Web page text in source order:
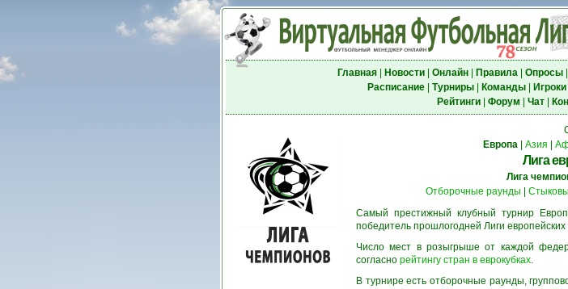
Главная| Новости| Онлайн| Правила| Опросы|
Расписание| Турниры| Команды| Игроки|
Рейтинги| Форум Чат|
Европа
Азия
Лига
Лига
Отборочные раунды
Самый престижный клубный турнир
победитель прошлогодней Лиги
Число мест в розыгрыше от каждой
согласно рейтингу стран в еврокубках.
В турнире есть отборочные раунды,